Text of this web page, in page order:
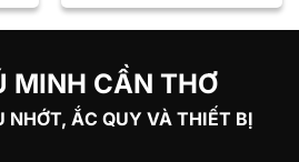
MINH CẦN THƠ
NHỚT, ẮC QUY VÀ THIẾT BỊ